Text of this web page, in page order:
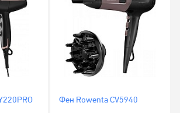
Фен Rowenta CV5940